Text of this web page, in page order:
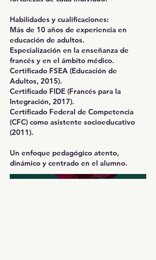
Habilidades y cualificaciones:
Más de 10 años de experiencia en
educación de adultos.
Especialización en la enseñanza de
francés y en el ámbito médico.
Certificado FSEA (Educación de
Adultos, 2015).
Certificado FIDE (Francés para la
Integración, 2017).
Certificado Federal de Competencia
(CFC) como asistente socioeducativo
(2011).
Un enfoque pedagógico atento,
dinámico y centrado en el alumno.